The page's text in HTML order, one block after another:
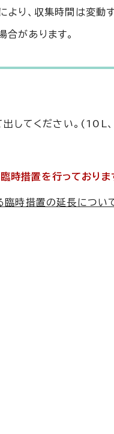
り、収集時間は変動
があります。
出してください。(10L
時措置を行っておりま
臨時措置の延長につい